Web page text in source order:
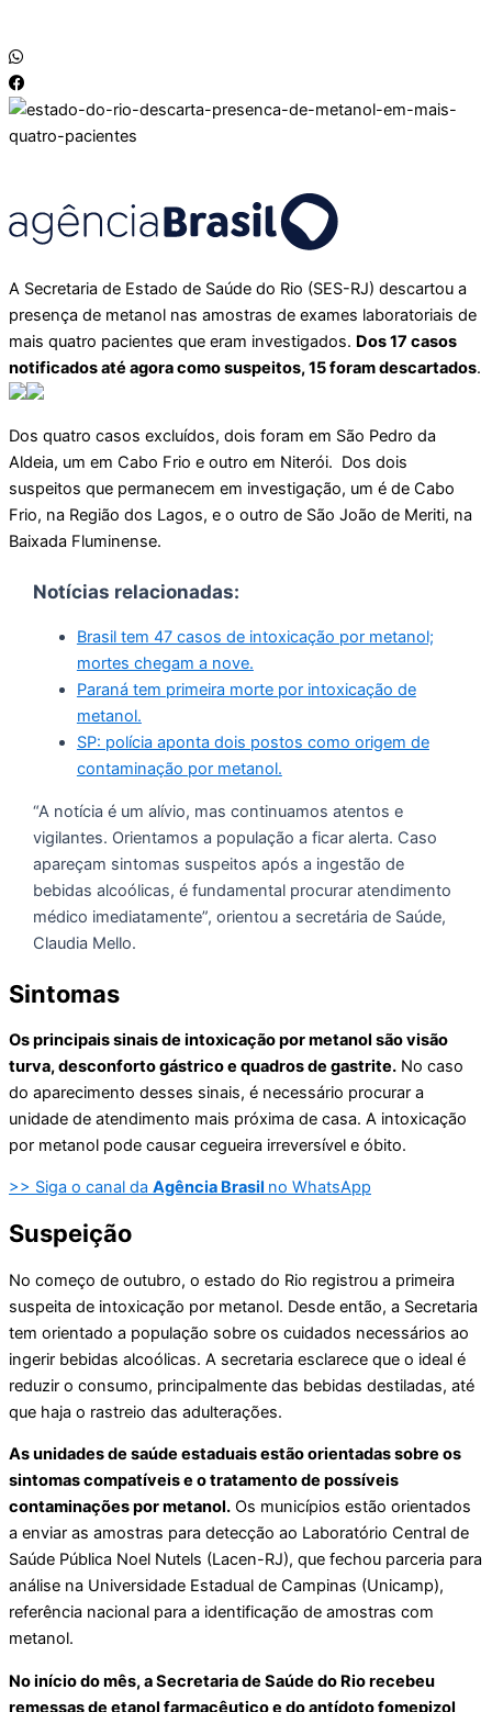
A Secretaria de Estado de Saúde do Rio (SES-RJ) descartou a
presença de metanol nas amostras de exames laboratoriais de
mais quatro pacientes que eram investigados. Dos 17 casos
notificados até agora como suspeitos, 15 foram descartados.
Dos quatro casos excluídos, dois foram em São Pedro da
Aldeia, um em Cabo Frio e outro em Niterói. Dos dois
suspeitos que permanecem em investigação, um é de Cabo
Frio, na Região dos Lagos, e o outro de São João de Meriti, na
Baixada Fluminense.
Notícias relacionadas:
Brasil tem 47 casos de intoxicação por metanol;
mortes chegam a nove.
Paraná tem primeira morte por intoxicação de
metanol.
SP: polícia aponta dois postos como origem de
contaminação por metanol.
“A notícia é um alívio, mas continuamos atentos e
vigilantes. Orientamos a população a ficar alerta. Caso
apareçam sintomas suspeitos após a ingestão de
bebidas alcoólicas, é fundamental procurar atendimento
médico imediatamente”, orientou a secretária de Saúde,
Claudia Mello.
Sintomas
Os principais sinais de intoxicação por metanol são visão
turva, desconforto gástrico e quadros de gastrite. No caso
do aparecimento desses sinais, é necessário procurar a
unidade de atendimento mais próxima de casa. A intoxicação
por metanol pode causar cegueira irreversível e óbito.
>> Siga o canal da Agência Brasil no WhatsApp
Suspeição
No começo de outubro, o estado do Rio registrou a primeira
suspeita de intoxicação por metanol. Desde então, a Secretaria
tem orientado a população sobre os cuidados necessários ao
ingerir bebidas alcoólicas. A secretaria esclarece que o ideal é
reduzir o consumo, principalmente das bebidas destiladas, até
que haja o rastreio das adulterações.
As unidades de saúde estaduais estão orientadas sobre os
sintomas compatíveis e o tratamento de possíveis
contaminações por metanol. Os municípios estão orientados
a enviar as amostras para detecção ao Laboratório Central de
Saúde Pública Noel Nutels (Lacen-RJ), que fechou parceria para
análise na Universidade Estadual de Campinas (Unicamp),
referência nacional para a identificação de amostras com
metanol.
No início do mês, a Secretaria de Saúde do Rio recebeu
remessas de etanol farmacêutico e do antídoto fomepizol